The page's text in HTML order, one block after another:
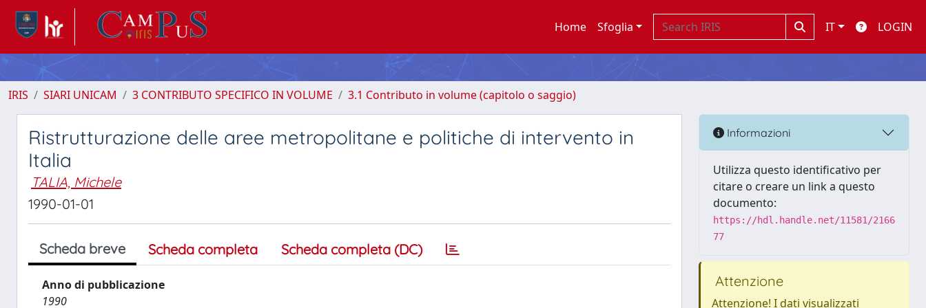
Home Sfoglia IT LOGIN
IRIS SIARI UNICAM 3 CONTRIBUTO SPECIFICO IN VOLUME 3.1 Contributo in volume (capitolo o saggio)
Ristrutturazione delle aree metropolitane e politiche di intervento in
Italia
TALIA, Michele
1990-01-01
Scheda breve Scheda completa Scheda completa (DC)
Anno di pubblicazione
1990
Informazioni
Utilizza questo identificativo per
citare o creare un link a questo
documento:
https://hdl.handle.net/11581/2166
77
Attenzione
Attenzione! I dati visualizzati